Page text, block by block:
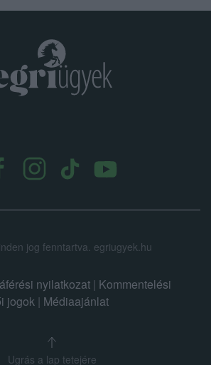
jog fenntartva. egriugyek.hu
nyilatkozat | Kommentelési
jogok | Médiaajánlat
Ugrás a lap tetejére